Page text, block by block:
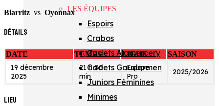
LES ÉQUIPES
Espoirs
Crabos
Cadets Alamercery
Cadets Gaudermen
Juniors Féminines
Minimes
Biarritz vs Oyonnax
Détails
DATE TEMPS LIGUE SAISON
19 décembre
2025
21 h 00
min
Equipe
Pro
2025/2026
Lieu